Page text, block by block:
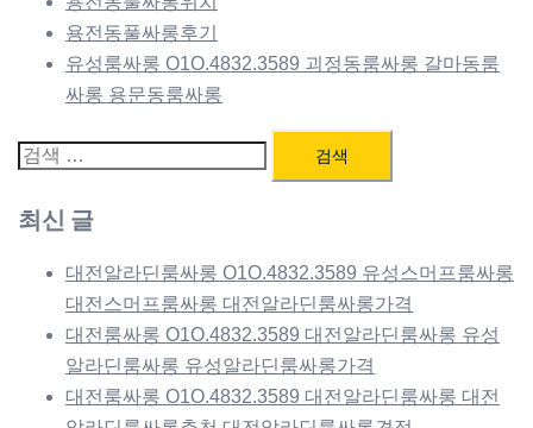
용전동풀싸롱후기
유성룸싸롱 O1O.4832.3589 괴정동룸싸롱 갈마동룸
싸롱 용문동룸싸롱
검
최신 글
대전알라딘룸싸롱 O1O.4832.3589 유성스머프룸싸롱
대전스머프룸싸롱 대전알라딘룸싸롱가격
대전룸싸롱 O1O.4832.3589 대전알라딘룸싸롱 유성
알라딘룸싸롱 유성알라딘룸싸롱가격
대전룸싸롱 O1O.4832.3589 대전알라딘룸싸롱 대전